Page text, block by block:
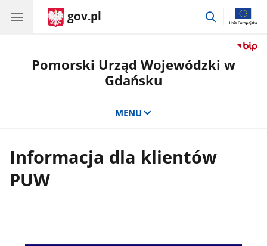
gov.pl
przejdź
Pomorski Urząd Wojewódzki w
Gdańsku
MENU
Informacja dla klientów
PUW